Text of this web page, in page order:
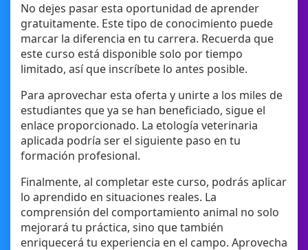
No dejes pasar esta oportunidad de aprender
gratuitamente. Este tipo de conocimiento puede
marcar la diferencia en tu carrera. Recuerda que
este curso está disponible solo por tiempo
limitado, así que inscríbete lo antes posible.
Para aprovechar esta oferta y unirte a los miles de
estudiantes que ya se han beneficiado, sigue el
enlace proporcionado. La etología veterinaria
aplicada podría ser el siguiente paso en tu
formación profesional.
Finalmente, al completar este curso, podrás aplicar
lo aprendido en situaciones reales. La
comprensión del comportamiento animal no solo
mejorará tu práctica, sino que también
enriquecerá tu experiencia en el campo. Aprovecha